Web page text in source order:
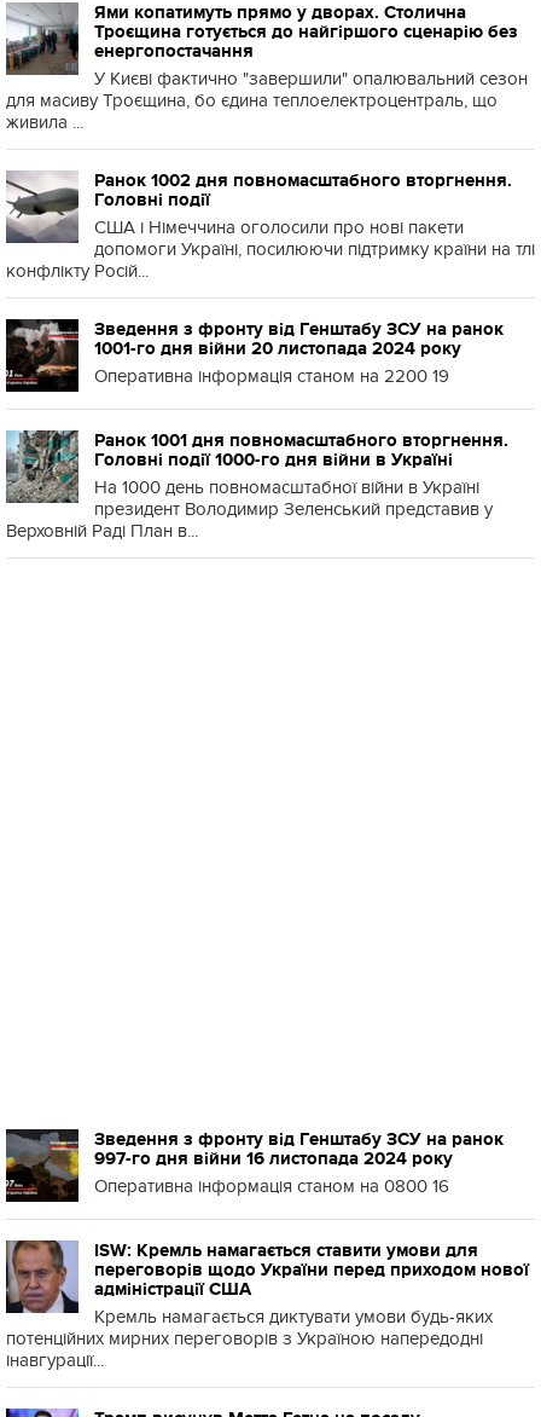
Ями копатимуть прямо у дворах. Столична
Троєщина готується до найгіршого сценарію без
енергопостачання
У Києві фактично "завершили" опалювальний сезон
для масиву Троєщина, бо єдина теплоелектроцентраль, що
живила ...
Ранок 1002 дня повномасштабного вторгнення.
Головні події
США і Німеччина оголосили про нові пакети
допомоги Україні, посилюючи підтримку країни на тлі
конфлікту Росій...
Зведення з фронту від Генштабу ЗСУ на ранок
1001-го дня війни 20 листопада 2024 року
Оперативна інформація станом на 2200 19
Ранок 1001 дня повномасштабного вторгнення.
Головні події 1000-го дня війни в Україні
На 1000 день повномасштабної війни в Україні
президент Володимир Зеленський представив у
Верховній Раді План в...
Зведення з фронту від Генштабу ЗСУ на ранок
997-го дня війни 16 листопада 2024 року
Оперативна інформація станом на 0800 16
ISW: Кремль намагається ставити умови для
переговорів щодо України перед приходом нової
адміністрації США
Кремль намагається диктувати умови будь-яких
потенційних мирних переговорів з Україною напередодні
інавгурації...